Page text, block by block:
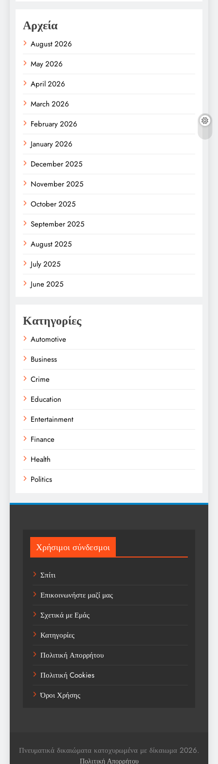
Αρχεία
August 2026
May 2026
April 2026
March 2026
February 2026
January 2026
December 2025
November 2025
October 2025
September 2025
August 2025
July 2025
June 2025
Κατηγορίες
Automotive
Business
Crime
Education
Entertainment
Finance
Health
Politics
Sport
Sports
Technology
Trending
Weather
Αγορά
Αγορά Εργασίας
Αγροτικά Νέα
Αεροπορία
Χρήσιμοι σύνδεσμοι
Σπίτι
Επικοινωνήστε μαζί μας
Σχετικά με Εμάς
Κατηγορίες
Πολιτική Απορρήτου
Πολιτική Cookies
Όροι Χρήσης
Πνευματικά δικαιώματα κατοχυρωμένα με δίκαιωμα 2026.
Πολιτική Απορρήτου